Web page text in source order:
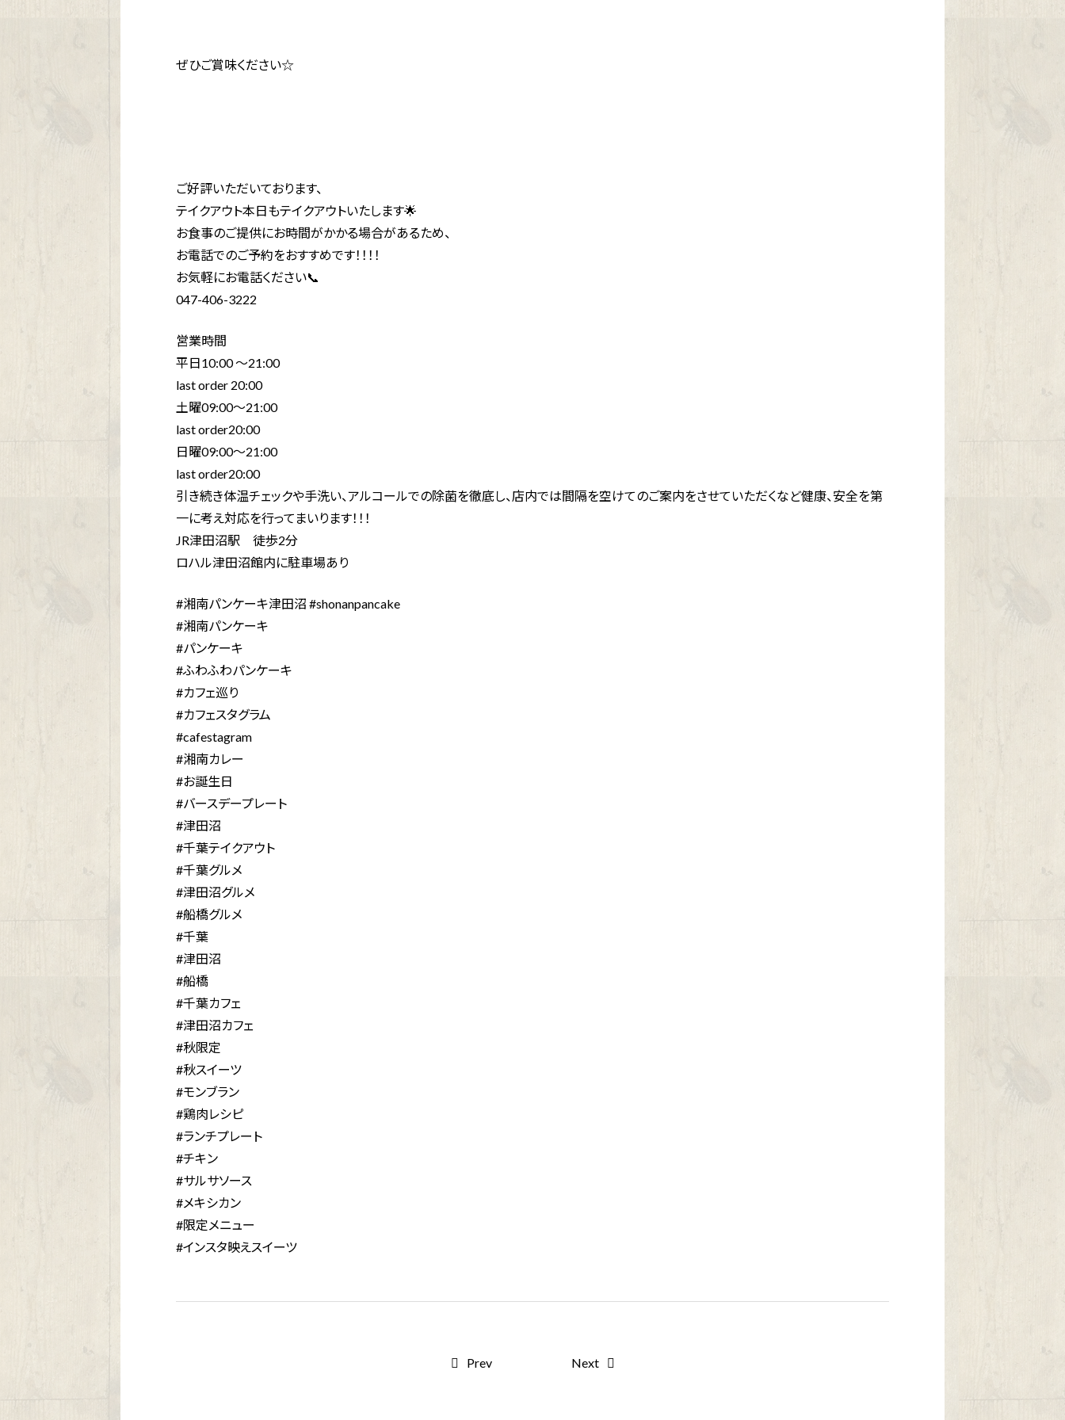
ぜひご賞味ください☆
ご好評いただいております、
テイクアウト本日もテイクアウトいたします🌟
お食事のご提供にお時間がかかる場合があるため、
お電話でのご予約をおすすめです！！！！
お気軽にお電話ください📞
047-406-3222
営業時間
平日10:00 〜21:00
last order 20:00
土曜09:00〜21:00
last order20:00
日曜09:00〜21:00
last order20:00ㅤㅤㅤㅤㅤㅤㅤㅤㅤㅤㅤㅤㅤㅤㅤㅤㅤㅤㅤㅤㅤㅤㅤ
引き続き体温チェックや手洗い、アルコールでの除菌を徹底し、店内では間隔を空けてのご案内をさせていただくなど健康、安全を第
一に考え対応を行ってまいります！！！
JR津田沼駅 徒歩2分
ロハル津田沼館内に駐車場あり
#湘南パンケーキ津田沼 #shonanpancake
#湘南パンケーキ
#パンケーキ
#ふわふわパンケーキ
#カフェ巡り
#カフェスタグラム
#cafestagram
#湘南カレー
#お誕生日
#バースデープレート
#津田沼
#千葉テイクアウト
#千葉グルメ
#津田沼グルメ
#船橋グルメ
#千葉
#津田沼
#船橋
#千葉カフェ
#津田沼カフェ
#秋限定
#秋スイーツ
#モンブラン
#鶏肉レシピ
#ランチプレート
#チキン
#サルサソース
#メキシカン
#限定メニュー
#インスタ映えスイーツ
Prev Next